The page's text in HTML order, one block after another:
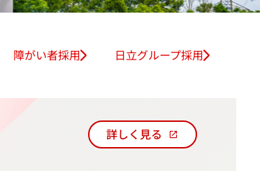
障がい者採用 日立グループ採用
詳しく見る
新